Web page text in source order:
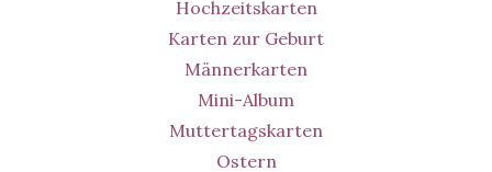
Hochzeitskarten
Karten zur Geburt
Männerkarten
Mini-Album
Muttertagskarten
Ostern